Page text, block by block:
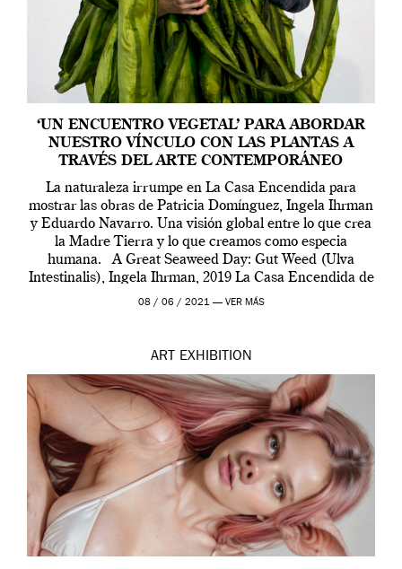
‘UN ENCUENTRO VEGETAL’ PARA ABORDAR
NUESTRO VÍNCULO CON LAS PLANTAS A
TRAVÉS DEL ARTE CONTEMPORÁNEO
La naturaleza irrumpe en La Casa Encendida para
mostrar las obras de Patricia Domínguez, Ingela Ihrman
y Eduardo Navarro. Una visión global entre lo que crea
la Madre Tierra y lo que creamos como especia
humana. A Great Seaweed Day: Gut Weed (Ulva
Intestinalis), Ingela Ihrman, 2019 La Casa Encendida de
Madrid y la Wellcome […]
08 / 06 / 2021 — VER MÁS
ART EXHIBITION